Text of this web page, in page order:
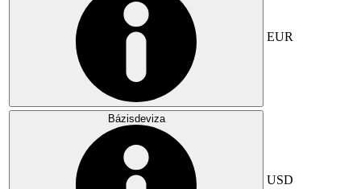
EUR
Bázisdeviza
USD